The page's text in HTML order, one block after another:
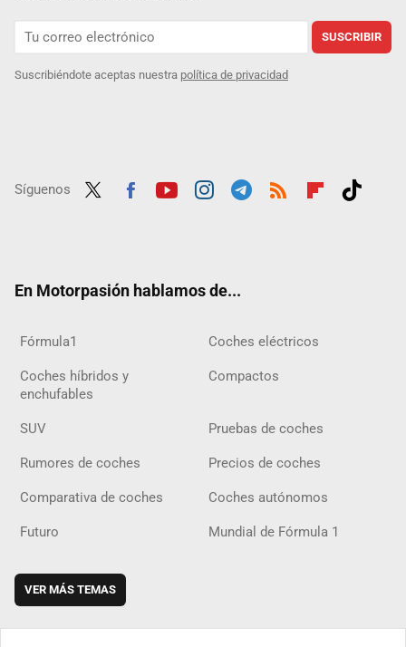
SUSCRIBIR
Suscribiéndote aceptas nuestra política de privacidad
Síguenos
En Motorpasión hablamos de...
Fórmula1 Coches eléctricos
Coches híbridos y
enchufables
Compactos
SUV Pruebas de coches
Rumores de coches Precios de coches
Comparativa de coches Coches autónomos
Futuro Mundial de Fórmula 1
VER MÁS TEMAS